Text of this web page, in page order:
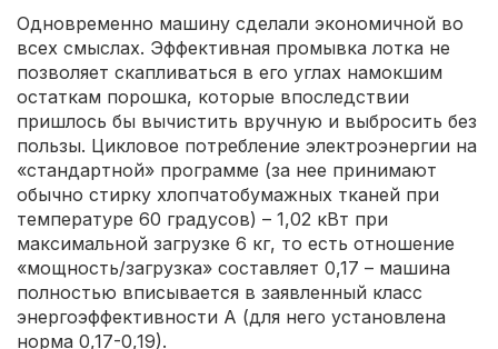
Одновременно машину сделали экономичной во
всех смыслах. Эффективная промывка лотка не
позволяет скапливаться в его углах намокшим
остаткам порошка, которые впоследствии
пришлось бы вычистить вручную и выбросить без
пользы. Цикловое потребление электроэнергии на
«стандартной» программе (за нее принимают
обычно стирку хлопчатобумажных тканей при
температуре 60 градусов) – 1,02 кВт при
максимальной загрузке 6 кг, то есть отношение
«мощность/загрузка» составляет 0,17 – машина
полностью вписывается в заявленный класс
энергоэффективности А (для него установлена
норма 0,17-0,19).